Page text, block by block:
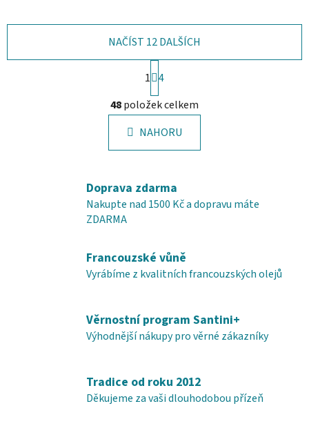
O
v
l
á
d
c
í
k
y
p
i
NAČÍST 12 DALŠÍCH
S
t
r
á
n
k
n
í
1 4
48položek celkem
NAHORU
Doprava zdarma
Nakupte nad 1500 Kč a dopravu máte
ZDARMA
Francouzské vůně
Vyrábíme z kvalitních francouzských olejů
Věrnostní program Santini+
Výhodnější nákupy pro věrné zákazníky
Tradice od roku 2012
Děkujeme za vaši dlouhodobou přízeň